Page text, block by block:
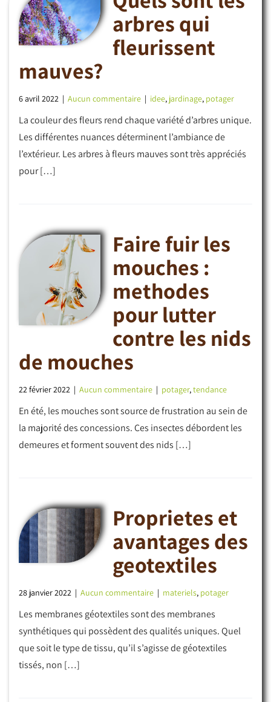
arbres qui
fleurissent
mauves?
6 avril 2022 | Aucun commentaire | idee, jardinage, potager
La couleur des fleurs rend chaque variété d’arbres unique.
Les différentes nuances déterminent l’ambiance de
l’extérieur. Les arbres à fleurs mauves sont très appréciés
pour […]
Faire fuir les
mouches :
methodes
pour lutter
contre les nids
de mouches
22 février 2022 | Aucun commentaire | potager,tendance
En été, les mouches sont source de frustration au sein de
la majorité des concessions. Ces insectes débordent les
demeures et forment souvent des nids […]
Proprietes et
avantages des
geotextiles
28 janvier 2022 | Aucun commentaire | materiels, potager
Les membranes géotextiles sont des membranes
synthétiques qui possèdent des qualités uniques. Quel
que soit le type de tissu, qu’il s’agisse de géotextiles
tissés, non […]